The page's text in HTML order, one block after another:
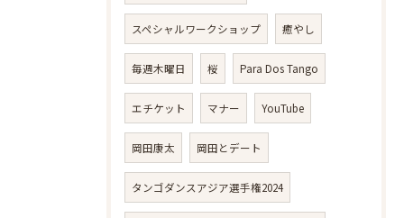
スペシャルワークショップ 癒やし
毎週木曜日 桜 Para Dos Tango
エチケット マナー YouTube
岡田康太 岡田とデート
タンゴダンスアジア選手権2024